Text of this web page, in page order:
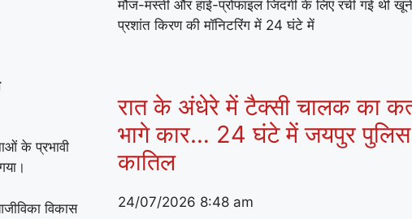
के प्रभावी
विकास
मौज-मस्ती और हाई-प्रोफाइल जिंदगी के लिए रची गई थी
प्रशांत किरण की मॉनिटरिंग में 24 घंटे में
रात के अंधेरे में टैक्सी चालक का
भागे कार… 24 घंटे में जयपुर पुलिस
कातिल
24/07/2026 8:48 am